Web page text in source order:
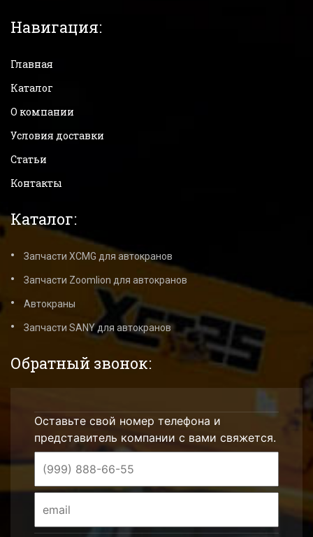
Навигация:
Главная
Каталог
О компании
Условия доставки
Статьи
Контакты
Каталог:
Запчасти XCMG для автокранов
Запчасти Zoomlion для автокранов
Автокраны
Запчасти SANY для автокранов
Обратный звонок:
Оставьте свой номер телефона и
представитель компании с вами свяжется.